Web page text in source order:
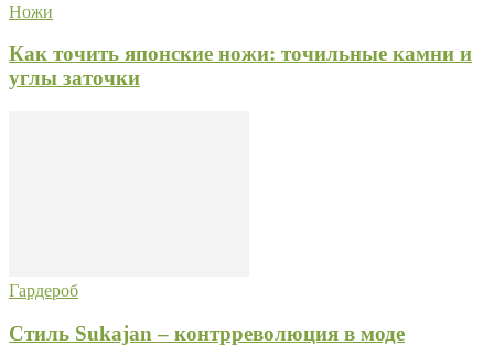
Ножи
Как точить японские ножи: точильные камни и
углы заточки
Гардероб
Стиль Sukajan – контрреволюция в моде